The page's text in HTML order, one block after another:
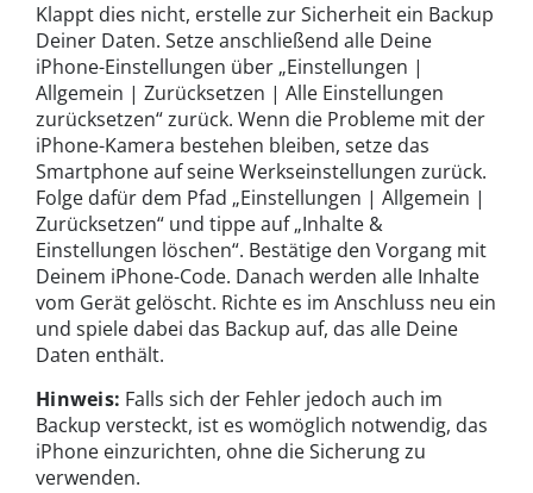
Klappt dies nicht, erstelle zur Sicherheit ein Backup
Deiner Daten. Setze anschließend alle Deine
iPhone-Einstellungen über „Einstellungen |
Allgemein | Zurücksetzen | Alle Einstellungen
zurücksetzen“ zurück. Wenn die Probleme mit der
iPhone-Kamera bestehen bleiben, setze das
Smartphone auf seine Werkseinstellungen zurück.
Folge dafür dem Pfad „Einstellungen | Allgemein |
Zurücksetzen“ und tippe auf „Inhalte &
Einstellungen löschen“. Bestätige den Vorgang mit
Deinem iPhone-Code. Danach werden alle Inhalte
vom Gerät gelöscht. Richte es im Anschluss neu ein
und spiele dabei das Backup auf, das alle Deine
Daten enthält.
Hinweis: Falls sich der Fehler jedoch auch im
Backup versteckt, ist es womöglich notwendig, das
iPhone einzurichten, ohne die Sicherung zu
verwenden.